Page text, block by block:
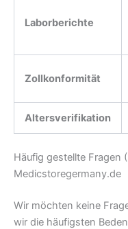
Laborberichte
Zollkonformität
Altersverifikation
Häufig gestellte Fragen
Medicstoregermany.de
Wir möchten keine
wir die häufigsten